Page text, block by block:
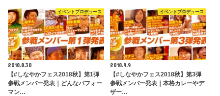
イベントプロデュース
2018.8.30
【#しなやかフェス2018秋】第1弾
参戦メンバー発表｜どんなパフォー
マン…
イベントプロデュース
2018.9.9
【#しなやかフェス2018秋】第3弾
参戦メンバー発表｜本格カレーやデ
ザー…